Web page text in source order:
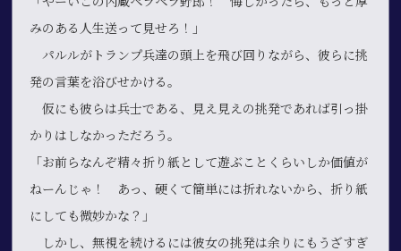
みのある人生送って見せろ！」
パルルがトランプ兵達の頭上を飛び回りながら、彼らに挑
発の言葉を浴びせかける。
仮にも彼らは兵士である、見え見えの挑発であれば引っ掛
かりはしなかっただろう。
「お前らなんぞ精々折り紙として遊ぶことくらいしか価値が
ねーんじゃ！ あっ、硬くて簡単には折れないから、折り紙
にしても微妙かな？」
しかし、無視を続けるには彼女の挑発は余りにもうざすぎ